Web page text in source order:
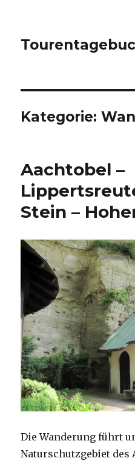
Kategorie:
Aachtobel –
Stein –
Die Wanderung führt
Naturschutzgebiet des